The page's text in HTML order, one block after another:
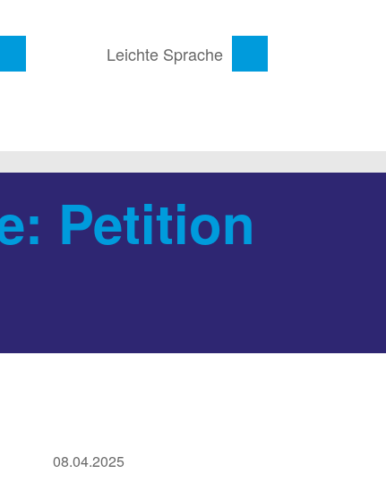
Leichte Sprache
Petition
08.04.2025